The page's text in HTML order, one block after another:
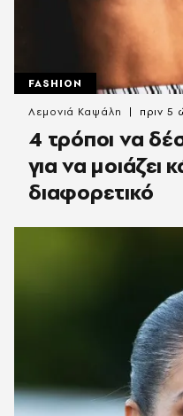
FASHION
4 τρόποι να
για να μοιάζει
διαφορετικό
Λεμονιά Καψάλη πριν 5